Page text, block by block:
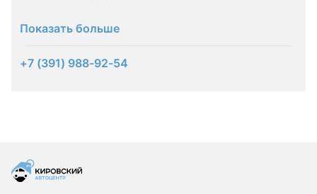
Показать больше
+7 (391) 988-92-54